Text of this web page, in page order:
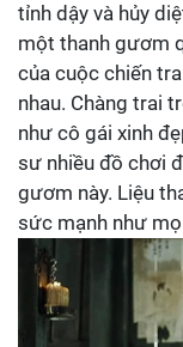
tỉnh dậy và hủy
một thanh gươm
của cuộc chiến
nhau. Chàng trai
như cô gái xinh
sư nhiều đồ chơi
gươm này. Liệu
sức mạnh như